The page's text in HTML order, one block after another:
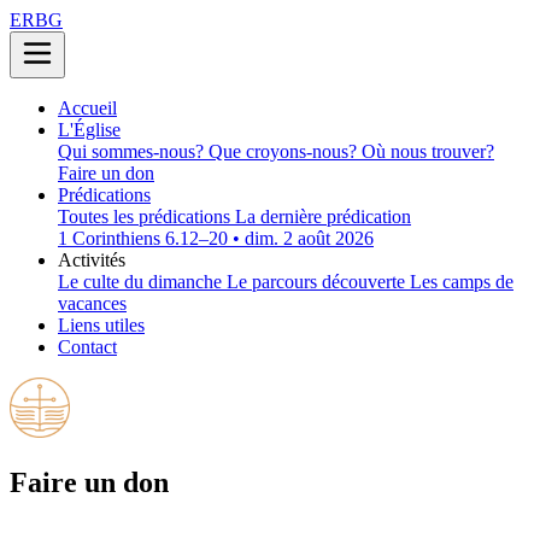
ERBG
Accueil
L'Église
Qui sommes-nous? Que croyons-nous? Où nous trouver?
Faire un don
Prédications
Toutes les prédications La dernière prédication
1 Corinthiens 6.12–20 • dim. 2 août 2026
Activités
Le culte du dimanche Le parcours découverte Les camps de
vacances
Liens utiles
Contact
Faire un don